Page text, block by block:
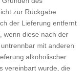
zur Rückgabe
der Lieferung entfernt
wenn diese nach der
mit anderen
alkoholischer
vereinbart wurde, die